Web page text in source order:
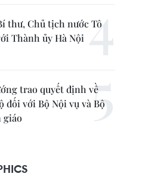
thư, Chủ tịch nước Tô
Thành ủy Hà Nội
trao quyết định về
đối với Bộ Nội vụ và Bộ
giáo